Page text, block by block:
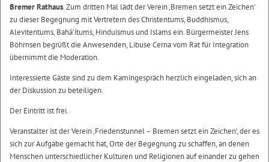
Bremer Rathaus. Zum dritten Mal lädt der Verein ‚Bremen setzt ein Zeichen‘
zu dieser Begegnung mit Vertretern des Christentums, Buddhismus,
Alevitentums, Bahá’ítums, Hinduismus und Islams ein. Bürgermeister Jens
Böhrnsen begrüßt die Anwesenden, Libuse Cerna vom Rat für Integration
übernimmt die Moderation.
Interessierte Gäste sind zu dem Kamingespräch herzlich eingeladen, sich an
der Diskussion zu beteiligen.
Der Eintritt ist frei.
Veranstalter ist der Verein ‚Friedenstunnel – Bremen setzt ein Zeichen‘, der es
sich zur Aufgabe gemacht hat, Orte der Begegnung zu schaffen, an denen
Menschen unterschiedlicher Kulturen und Religionen auf einander zu gehen